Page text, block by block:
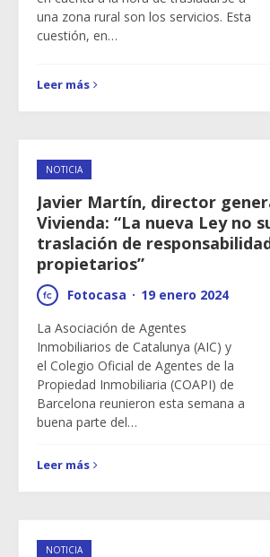
una zona rural son los servicios. Esta
cuestión, en…
Leer más
NOTICIA
Javier Martín, director
Vivienda: “La nueva Ley no
traslación de
propietarios”
Fotocasa · 19 enero 2024
La Asociación de Agentes
Inmobiliarios de Catalunya (AIC) y
el Colegio Oficial de Agentes de la
Propiedad Inmobiliaria (COAPI) de
Barcelona reunieron esta semana a
buena parte del…
Leer más
NOTICIA